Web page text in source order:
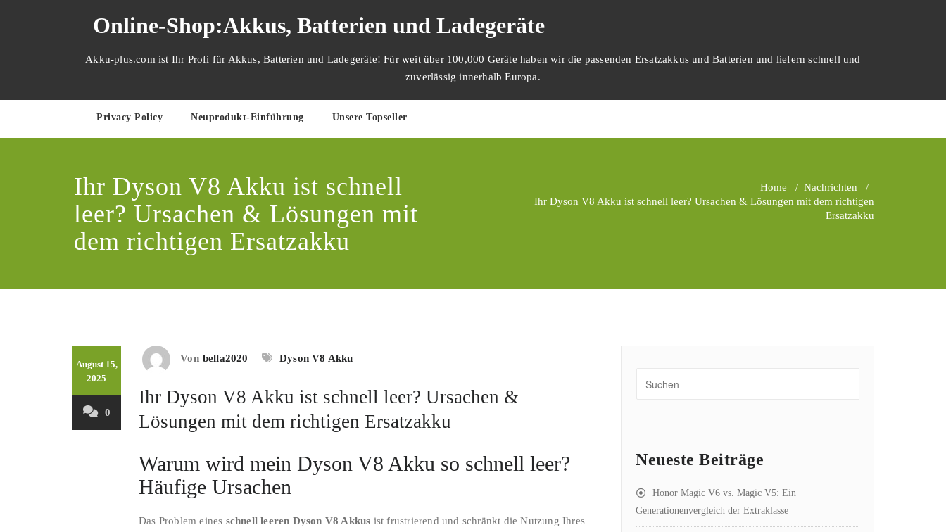
Online-Shop:Akkus, Batterien und Ladegeräte
Akku-plus.com ist Ihr Profi für Akkus, Batterien und Ladegeräte! Für weit über 100,000 Geräte haben wir die passenden Ersatzakkus und Batterien und liefern schnell und
zuverlässig innerhalb Europa.
Privacy Policy Neuprodukt-Einführung Unsere Topseller
Ihr Dyson V8 Akku ist schnell
leer? Ursachen & Lösungen mit
dem richtigen Ersatzakku
Home / Nachrichten /
Ihr Dyson V8 Akku ist schnell leer? Ursachen & Lösungen mit dem richtigen
Ersatzakku
August 15,
2025
0
Von bella2020 Dyson V8 Akku
Ihr Dyson V8 Akku ist schnell leer? Ursachen &
Lösungen mit dem richtigen Ersatzakku
Warum wird mein Dyson V8 Akku so schnell leer?
Häufige Ursachen
Das Problem eines schnell leeren Dyson V8 Akkus ist frustrierend und schränkt die Nutzung Ihres
Neueste Beiträge
Honor Magic V6 vs. Magic V5: Ein
Generationenvergleich der Extraklasse